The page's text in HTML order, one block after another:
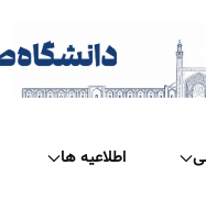
اطلاعیه ها